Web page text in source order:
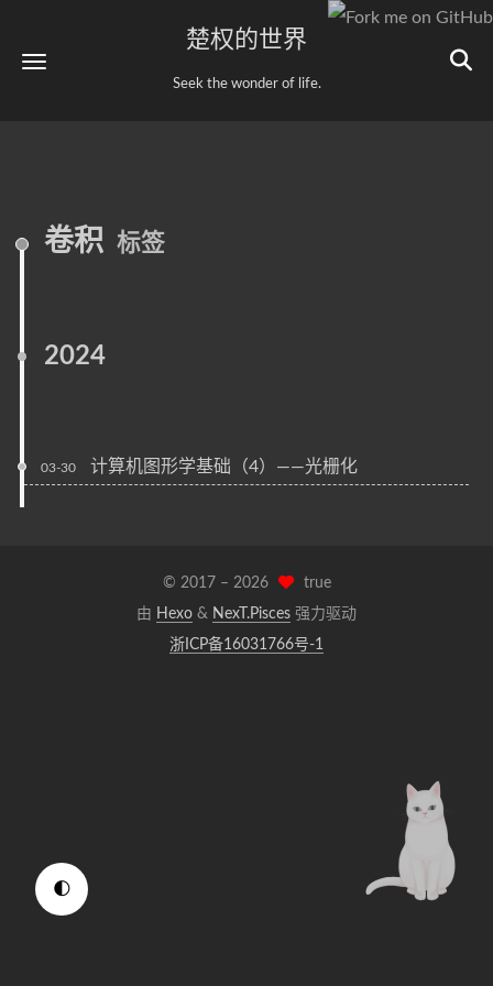
🌓
楚权的世界
Seek the wonder of life.
卷积 标签
2024
03-30 计算机图形学基础（4）——光栅化
© 2017 – 2026
true
由 Hexo & NexT.Pisces 强力驱动
浙ICP备16031766号-1